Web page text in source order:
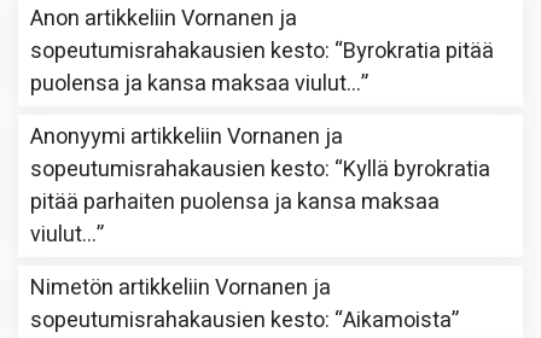
Anon artikkeliinVornanen ja
sopeutumisrahakausien kesto: “Byrokratia pitää
puolensa ja kansa maksaa viulut…”
Anonyymi artikkeliinVornanen ja
sopeutumisrahakausien kesto: “Kyllä byrokratia
pitää parhaiten puolensa ja kansa maksaa
viulut…”
Nimetön artikkeliinVornanen ja
sopeutumisrahakausien kesto: “Aikamoista”